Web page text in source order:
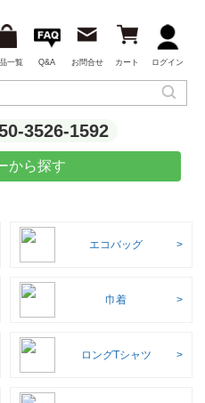
一覧 Q&A お問合せ カート ログイン
3526-1592
から探す
エコバッグ
巾着
ロングTシャツ